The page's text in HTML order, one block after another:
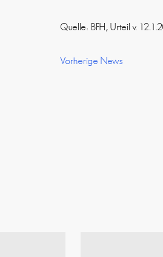
Quelle: BFH, Urteil v.
Vorherige News